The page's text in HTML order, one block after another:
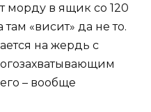
морду в ящик со 120
«висит» да не то.
на жердь с
– вообще